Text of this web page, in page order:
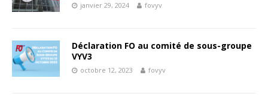
janvier 29, 2024 fovyv
Déclaration FO au comité de sous-groupe
VYV3
octobre 12, 2023 fovyv